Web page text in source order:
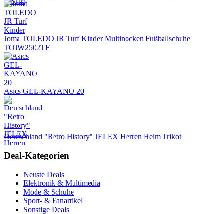
Joma TOLEDO JR Turf Kinder Multinocken Fußballschuhe
TOJW2502TF
Asics GEL-KAYANO 20
Deutschland "Retro History" JELEX Herren Heim Trikot
Deal-Kategorien
Neuste Deals
Elektronik & Multimedia
Mode & Schuhe
Sport- & Fanartikel
Sonstige Deals